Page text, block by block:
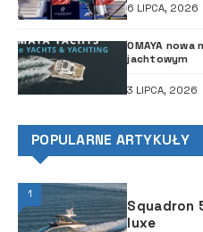
6 LIPCA, 2026
OMAYA
jachtowym
3 LIPCA, 2026
POPULARNE ARTYKUŁY
1
Squadron
luxe